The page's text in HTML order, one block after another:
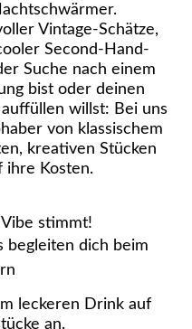
Vintage-Schätze,
Second-Hand-
Suche nach einem
bist oder deinen
willst: Bei uns
von klassischem
kreativen Stücken
ihre Kosten.
stimmt!
begleiten dich beim
leckeren Drink auf
an.